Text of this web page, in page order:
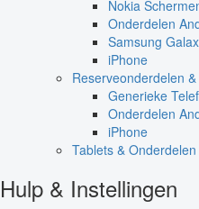
Nokia
Onderdelen
Samsung
iPhone
Reserveonderdelen
Generieke
Onderdelen
iPhone
Tablets & Onderdelen
Hulp & Instellingen